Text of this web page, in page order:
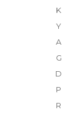
K
Y
A
G
D
P
R